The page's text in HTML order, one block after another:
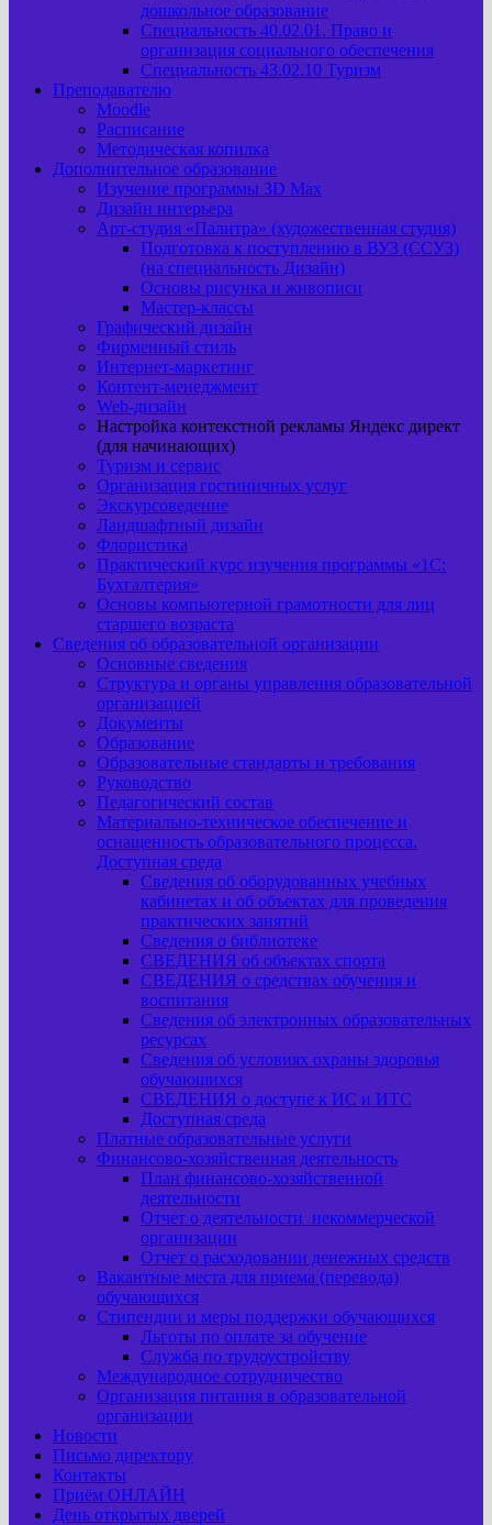
дошкольное образование
Специальность 40.02.01. Право и
организация социального обеспечения
Специальность 43.02.10 Туризм
Преподавателю
Moodle
Расписание
Методическая копилка
Дополнительное образование
Изучение программы 3D Max
Дизайн интерьера
Арт-cтудия «Палитра» (художественная студия)
Подготовка к поступлению в ВУЗ (ССУЗ)
(на специальность Дизайн)
Основы рисунка и живописи
Мастер-классы
Графический дизайн
Фирменный стиль
Интернет-маркетинг
Контент-менеджмент
Web-дизайн
Настройка контекстной рекламы Яндекс директ
(для начинающих)
Туризм и сервис
Организация гостиничных услуг
Экскурсоведение
Ландшафтный дизайн
Флористика
Практический курс изучения программы «1С:
Бухгалтерия»
Основы компьютерной грамотности для лиц
старшего возраста
Сведения об образовательной организации
Основные сведения
Структура и органы управления образовательной
организацией
Документы
Образование
Образовательные стандарты и требования
Руководство
Педагогический состав
Материально-техническое обеспечение и
оснащенность образовательного процесса.
Доступная среда
Сведения об оборудованных учебных
кабинетах и об объектах для проведения
практических занятий
Сведения о библиотеке
СВЕДЕНИЯ об объектах спорта
СВЕДЕНИЯ о средствах обучения и
воспитания
Сведения об электронных образовательных
ресурсах
Сведения об условиях охраны здоровья
обучающихся
СВЕДЕНИЯ о доступе к ИС и ИТС
Доступная среда
Платные образовательные услуги
Финансово-хозяйственная деятельность
План финансово-хозяйственной
деятельности
Отчет о деятельности некоммерческой
организации
Отчет о расходовании денежных средств
Вакантные места для приема (перевода)
обучающихся
Стипендии и меры поддержки обучающихся
Льготы по оплате за обучение
Служба по трудоустройству
Международное сотрудничество
Организация питания в образовательной
организации
Новости
Письмо директору
Контакты
Приём ОНЛАЙН
День открытых дверей